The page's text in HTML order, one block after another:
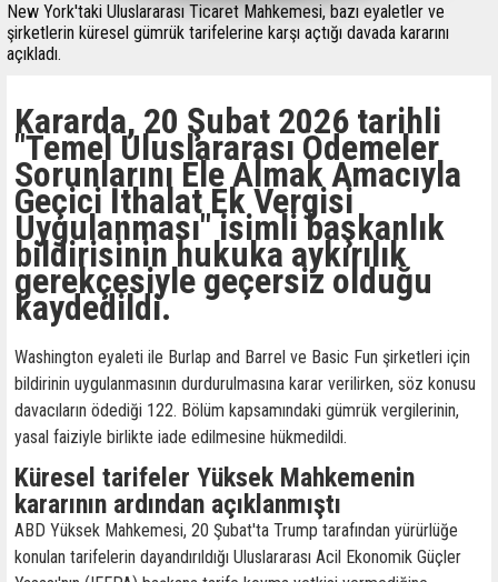
New York'taki Uluslararası Ticaret Mahkemesi, bazı eyaletler ve
şirketlerin küresel gümrük tarifelerine karşı açtığı davada kararını
açıkladı.
Kararda, 20 Şubat 2026 tarihli
"Temel Uluslararası Ödemeler
Sorunlarını Ele Almak Amacıyla
Geçici İthalat Ek Vergisi
Uygulanması" isimli başkanlık
bildirisinin hukuka aykırılık
gerekçesiyle geçersiz olduğu
kaydedildi.
Washington eyaleti ile Burlap and Barrel ve Basic Fun şirketleri için
bildirinin uygulanmasının durdurulmasına karar verilirken, söz konusu
davacıların ödediği 122. Bölüm kapsamındaki gümrük vergilerinin,
yasal faiziyle birlikte iade edilmesine hükmedildi.
Küresel tarifeler Yüksek Mahkemenin
kararının ardından açıklanmıştı
ABD Yüksek Mahkemesi, 20 Şubat'ta Trump tarafından yürürlüğe
konulan tarifelerin dayandırıldığı Uluslararası Acil Ekonomik Güçler